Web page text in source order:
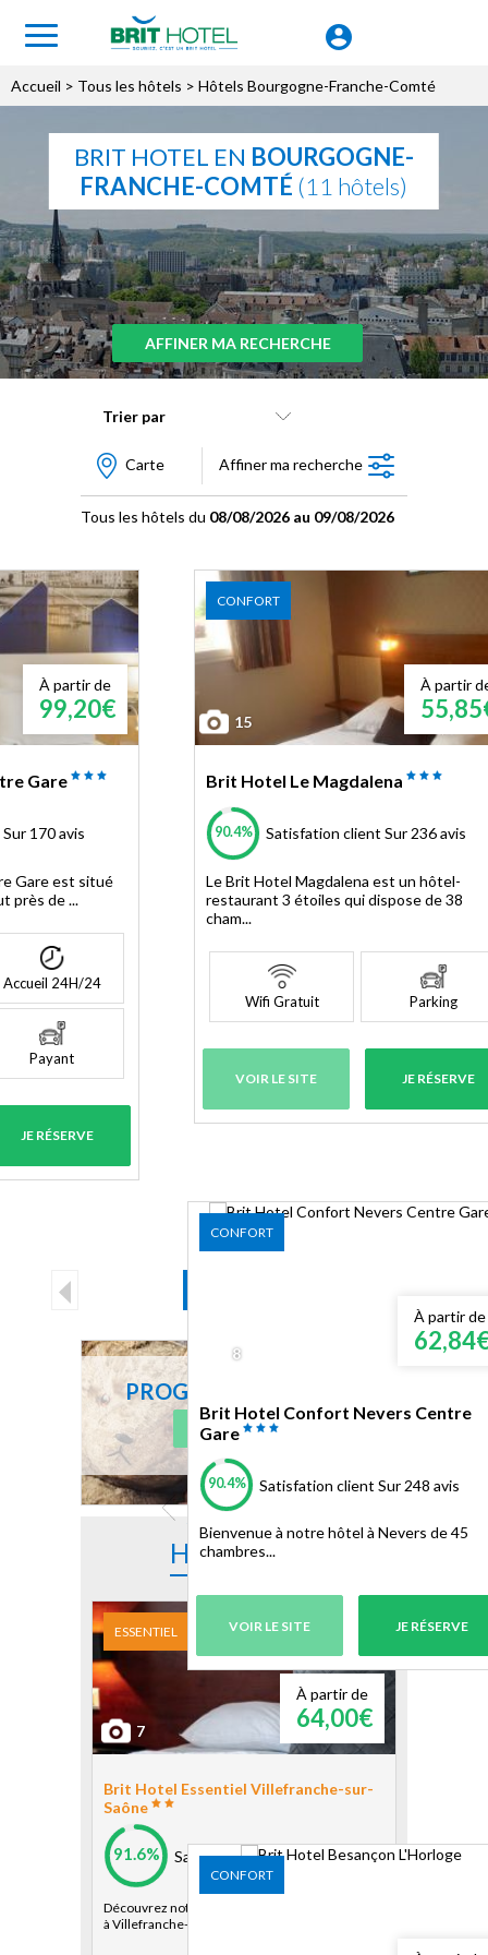
Accueil > Tous les hôtels > Hôtels Bourgogne-Franche-Comté
BRIT HOTEL EN BOURGOGNE-
FRANCHE-COMTÉ (11 hôtels)
AFFINER MA RECHERCHE
Trier par
Carte Affiner ma recherche
Tous les hôtels du 08/08/2026 au 09/08/2026
À partir de
99,20€
Gare
Sur 170 avis
Gare est situé
près de ...
Accueil 24H/24
Payant
JE RÉSERVE
À partir
CONFORT
15
Brit Hotel Le Magdalena
90.4% Satisfation client Sur 236 avis
Le Brit Hotel Magdalena est un hôtel-
restaurant 3 étoiles qui dispose de 38
cham...
Wifi Gratuit Parking
VOIR LE SITE JE RÉSERVE
À partir de
CONFORT
8
Brit Hotel Confort Nevers Centre
Gare
90.4% Satisfation client Sur 248 avis
Bienvenue à notre hôtel à Nevers de 45
chambres...
VOIR LE SITE JE RÉSERVE
CONFORT
PROGRAMME FIDÉLITÉ
J'EN PROFITE
HÔTELS
À partir de
64,00€
ESSENTIEL
7
Brit Hotel Essentiel Villefranche-sur-
Saône
91.6% Satisfation clientSur 122 avis
Découvrez notre établissement de 50 chambres
à Villefranche-sur-Saône !...